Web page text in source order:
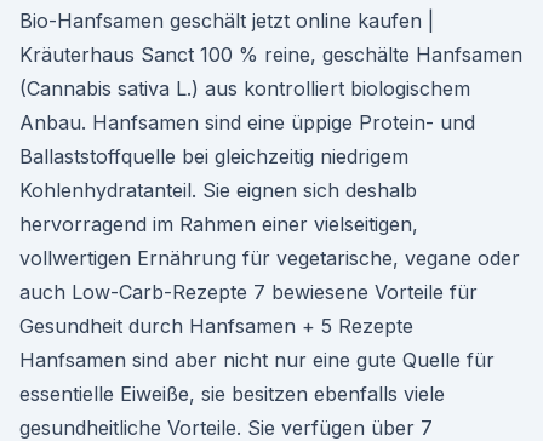
Bio-Hanfsamen geschält jetzt online kaufen |
Kräuterhaus Sanct 100 % reine, geschälte Hanfsamen
(Cannabis sativa L.) aus kontrolliert biologischem
Anbau. Hanfsamen sind eine üppige Protein- und
Ballaststoffquelle bei gleichzeitig niedrigem
Kohlenhydratanteil. Sie eignen sich deshalb
hervorragend im Rahmen einer vielseitigen,
vollwertigen Ernährung für vegetarische, vegane oder
auch Low-Carb-Rezepte 7 bewiesene Vorteile für
Gesundheit durch Hanfsamen + 5 Rezepte
Hanfsamen sind aber nicht nur eine gute Quelle für
essentielle Eiweiße, sie besitzen ebenfalls viele
gesundheitliche Vorteile. Sie verfügen über 7